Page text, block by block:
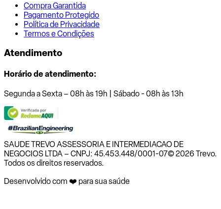
Compra Garantida
Pagamento Protegido
Política de Privacidade
Termos e Condições
Atendimento
Horário de atendimento:
Segunda a Sexta – 08h às 19h | Sábado - 08h às 13h
SAUDE TREVO ASSESSORIA E INTERMEDIACAO DE
NEGOCIOS LTDA – CNPJ: 45.453.448/0001-07© 2026 Trevo.
Todos os direitos reservados.
Desenvolvido com ❤️ para sua saúde